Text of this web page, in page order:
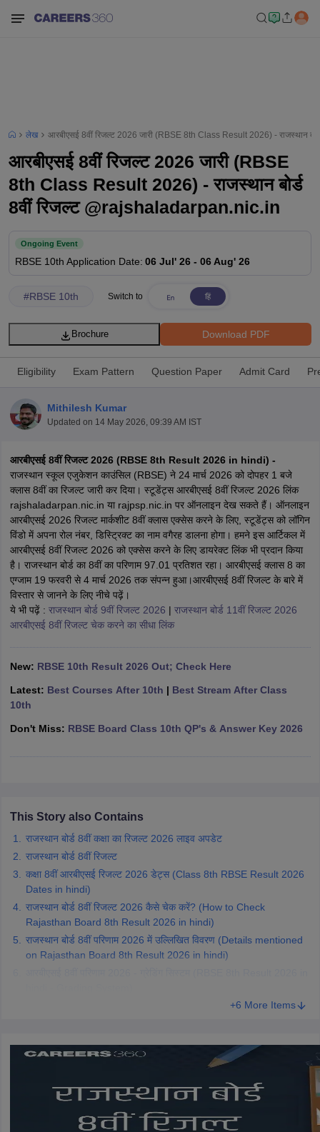
Time Table 2026
12th Supplementary Result 2026Kerala Plus Two SAY Result 2026
HS Result 2026 CBSE Class 12 Result Link 2026Punjab
CBSE 10th Science Question Paper 2026 Second ExamCBSE 10th
Question Paper 2026TS Inter Supplementary Question
SSLCKarnataka SSLCUK Board 10th Goa Board SSCPSEB 10th
Exam MP Board 12thUK Board 12thGoa Board HSSCPSEB 12th
Public School AdmissionsNavyug School AdmissionMGGS School
Schools in JaipurSchools in LucknowSchools in GurgaonSchools
Schools in PunjabSchools in Bihar
Medium Schools in IndiaGujarati Medium Schools in India
Army Public Schools in India
HBSE 12th SyllabusHPBOSE 12th SyllabusNBSE HSSLC
Class 12 Question PapersHBSE 12th Question Papers
for Class 10 Syllabus for Class 11Syllabus for Class 12
HBCSE Mathematical Olympiad
लेख आरबीएसई 8वीं रिजल्ट 2026 जारी (RBSE 8th Class Result 2026) - राजस्थान
आरबीएसई 8वीं रिजल्ट 2026 जारी (RBSE
8th Class Result 2026) - राजस्थान बोर्ड
8वीं रिजल्ट @rajshaladarpan.nic.in
Ongoing Event
RBSE 10th Application Date: 06 Jul' 26 - 06 Aug' 26
#RBSE 10th Switch to
Download PDF
Brochure
Eligibility Exam Pattern Question Paper Admit Card
Mithilesh Kumar
Updated on 14 May 2026, 09:39 AM IST
आरबीएसई 8वीं रिजल्ट 2026 (RBSE 8th Result 2026 in hindi) -
राजस्थान स्कूल एजुकेशन काउंसिल (RBSE) ने 24 मार्च 2026 को दोपहर 1 बजे
क्लास 8वीं का रिजल्ट जारी कर दिया। स्टूडेंट्स आरबीएसई 8वीं रिजल्ट 2026 लिंक
rajshaladarpan.nic.in या rajpsp.nic.in पर ऑनलाइन देख सकते हैं। ऑनलाइन
आरबीएसई 2026 रिजल्ट मार्कशीट 8वीं क्लास एक्सेस करने के लिए, स्टूडेंट्स को लॉगिन
विंडो में अपना रोल नंबर, डिस्ट्रिक्ट का नाम वगैरह डालना होगा। हमने इस आर्टिकल में
आरबीएसई 8वीं रिजल्ट 2026 को एक्सेस करने के लिए डायरेक्ट लिंक भी प्रदान किया
है। राजस्थान बोर्ड का 8वीं का परिणाम 97.01 प्रतिशत रहा। आरबीएसई क्लास 8 का
एग्जाम 19 फरवरी से 4 मार्च 2026 तक संपन्न हुआ।आरबीएसई 8वीं रिजल्ट के बारे में
विस्तार से जानने के लिए नीचे पढ़ें।
ये भी पढ़ें : राजस्थान बोर्ड 9वीं रिजल्ट 2026 | राजस्थान बोर्ड 11वीं रिजल्ट 2026
आरबीएसई 8वीं रिजल्ट चेक करने का सीधा लिंक
New: RBSE 10th Result 2026 Out; Check Here
Latest: Best Courses After 10th | Best Stream After Class
10th
Don't Miss: RBSE Board Class 10th QP's & Answer Key 2026
This Story also Contains
राजस्थान बोर्ड 8वीं कक्षा का रिजल्ट 2026 लाइव अपडेट
राजस्थान बोर्ड 8वीं रिजल्ट
कक्षा 8वीं आरबीएसई रिजल्ट 2026 डेट्स (Class 8th RBSE Result 2026
Dates in hindi)
राजस्थान बोर्ड 8वीं रिजल्ट 2026 कैसे चेक करें? (How to Check
Rajasthan Board 8th Result 2026 in hindi)
राजस्थान बोर्ड 8वीं परिणाम 2026 में उल्लिखित विवरण (Details mentioned
on Rajasthan Board 8th Result 2026 in hindi)
+6 More Items